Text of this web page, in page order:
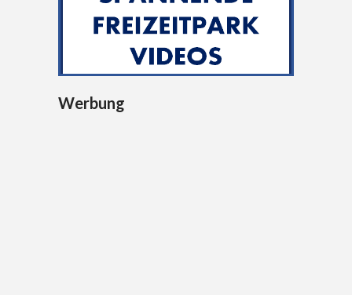
Werbung